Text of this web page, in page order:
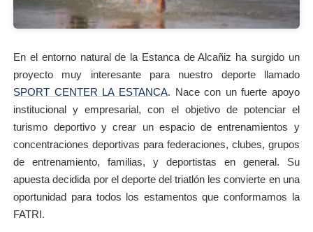
En el entorno natural de la Estanca de Alcañiz ha surgido un
proyecto muy interesante para nuestro deporte llamado
SPORT CENTER LA ESTANCA. Nace con un fuerte apoyo
institucional y empresarial, con el objetivo de potenciar el
turismo deportivo y crear un espacio de entrenamientos y
concentraciones deportivas para federaciones, clubes, grupos
de entrenamiento, familias, y deportistas en general. Su
apuesta decidida por el deporte del triatlón les convierte en una
oportunidad para todos los estamentos que conformamos la
FATRI.